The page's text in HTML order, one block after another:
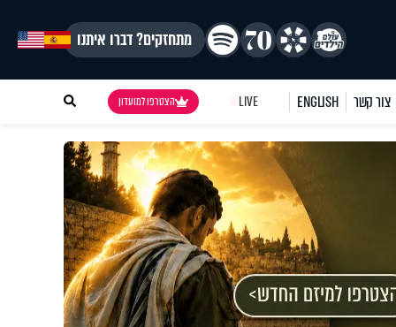
מתחזקים? דברו איתנו
צור קשר ENGLISH
LIVE הצטרפו למועדון